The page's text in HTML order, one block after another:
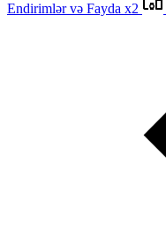
Endirimlər və Fayda x2